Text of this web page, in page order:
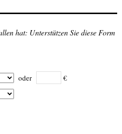
hat: Unterstützen Sie diese Form
oder €